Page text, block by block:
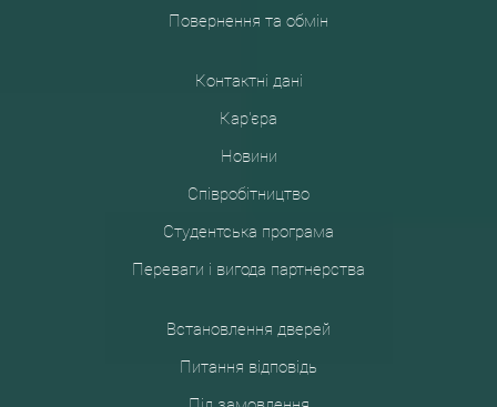
Повернення та обмін
Контактні дані
Кар'єра
Новини
Співробітництво
Студентська програма
Переваги і вигода партнерства
Встановлення дверей
Питання відповідь